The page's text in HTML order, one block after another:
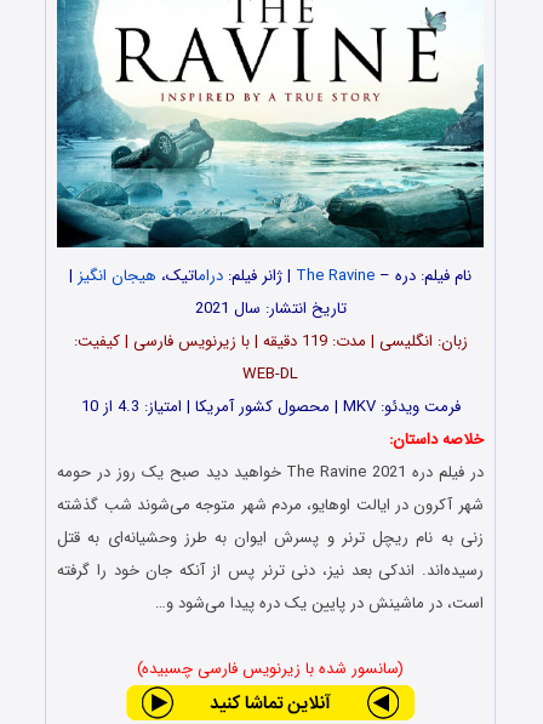
نام فیلم: دره – The Ravine | ژانر فیلم: دراماتیک، هیجان انگیز |
تاریخ انتشار: سال 2021
زبان: انگلیسی | مدت‌: 119 دقیقه | با زیرنویس فارسی | کیفیت:
WEB-DL
فرمت ویدئو: MKV | محصول کشور آمریکا | امتیاز: 4.3 از 10
خلاصه داستان:
در فیلم دره The Ravine 2021 خواهید دید صبح یک روز در حومه
شهر آکرون در ایالت اوهایو، مردم شهر متوجه می‌شوند شب گذشته
زنی به نام ریچل ترنر و پسرش ایوان به طرز وحشیانه‌ای به قتل
رسیده‌اند. اندکی بعد نیز، دنی ترنر پس از آنکه جان خود را گرفته
است، در ماشینش در پایین یک دره پیدا می‌شود و…
(سانسور شده با زیرنویس فارسی چسبیده)